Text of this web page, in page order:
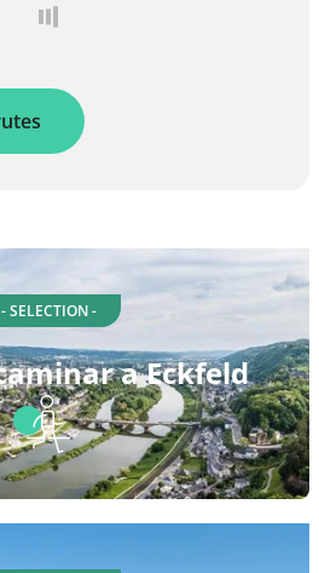
- SELECTION -
a Eckfeld